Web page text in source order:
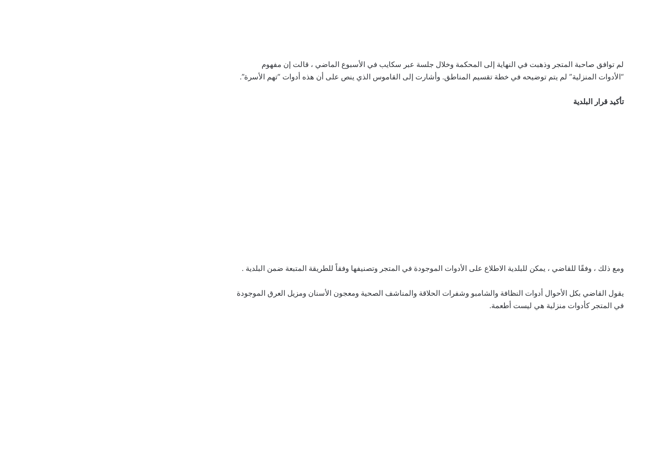
لم توافق صاحبة المتجر وذهبت في النهاية إلى المحكمة وخلال جلسة عبر سكايب في الأسبوع الماضي ، قالت إن مفهوم
“الأدوات المنزلية” لم يتم توضيحه في خطة تقسيم المناطق. وأشارت إلى القاموس الذي ينص على أن هذه أدوات “تهم الأسرة”.
تأكيد قرار البلدية
ومع ذلك ، وفقًا للقاضي ، يمكن للبلدية الاطلاع على الأدوات الموجودة في المتجر وتصنيفها وفقاً للطريقة المتبعة ضمن البلدية .
يقول القاضي بكل الأحوال أدوات النظافة والشامبو وشفرات الحلاقة والمناشف الصحية ومعجون الأسنان ومزيل العرق الموجودة
في المتجر كأدوات منزلية هي ليست أطعمة.